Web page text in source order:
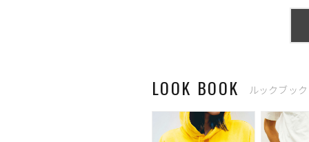
LOOK BOOK ルックブック